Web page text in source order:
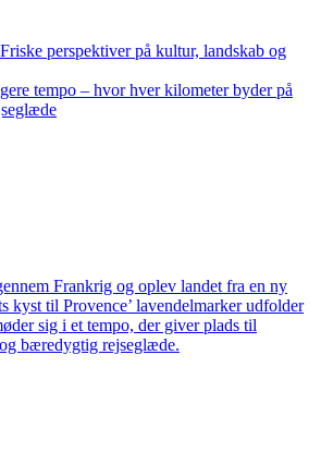
perspektiver på kultur, landskab og
tempo – hvor hver kilometer byder på
Frankrig og oplev landet fra en ny
kyst til Provence’ lavendelmarker udfolder
sig i et tempo, der giver plads til
bæredygtig rejseglæde.